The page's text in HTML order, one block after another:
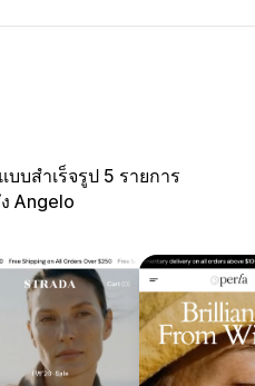
บสำเร็จรูป 5 รายการ
Angelo